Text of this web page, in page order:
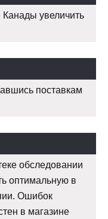
увеличить
поставкам
обследовании
оптимальную в
Ошибок
в магазине